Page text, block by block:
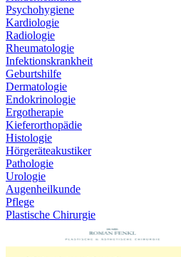
Psychohygiene
Kardiologie
Radiologie
Rheumatologie
Infektionskrankheit
Geburtshilfe
Dermatologie
Endokrinologie
Ergotherapie
Kieferorthopädie
Histologie
Hörgeräteakustiker
Pathologie
Urologie
Augenheilkunde
Pflege
Plastische Chirurgie